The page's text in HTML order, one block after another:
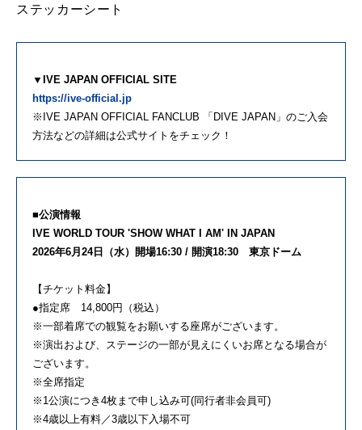
ステッカーシート
▼IVE JAPAN OFFICIAL SITE
https://ive-official.jp
※IVE JAPAN OFFICIAL FANCLUB 「DIVE JAPAN」のご入会
方法などの詳細は公式サイトをチェック！
■公演情報
IVE WORLD TOUR 'SHOW WHAT I AM' IN JAPAN
2026年6月24日（水）開場16:30 / 開演18:30 東京ドーム
【チケット料金】
●指定席 14,800円（税込）
※一部着席での観覧をお願いする座席がございます。
※演出および、ステージの一部が見えにくいお席となる場合が
ございます。
※全席指定
※1公演につき4枚まで申し込み可(同行者非会員可)
※4歳以上有料／3歳以下入場不可